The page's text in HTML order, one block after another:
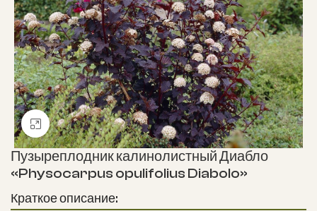
Нажмите, чтобы увеличить
Пузыреплодник калинолистный Диабло
«Physocarpus opulifolius Diabolo»
Краткое описание: